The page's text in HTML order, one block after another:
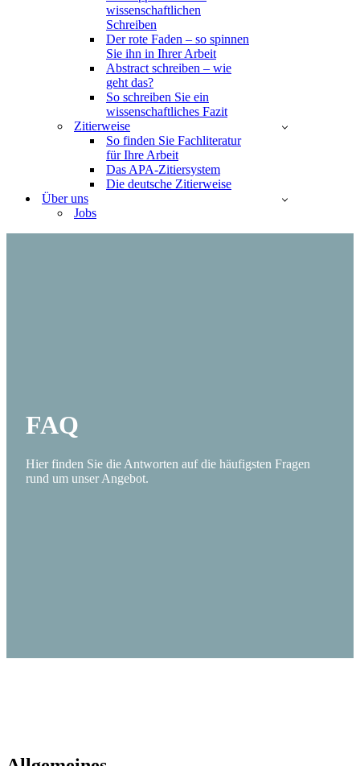
wissenschaftlichen
Schreiben
Der rote Faden – so spinnen
Sie ihn in Ihrer Arbeit
Abstract schreiben – wie
geht das?
So schreiben Sie ein
wissenschaftliches Fazit
Zitierweise
So finden Sie Fachliteratur
für Ihre Arbeit
Das APA-Zitiersystem
Die deutsche Zitierweise
Über uns
Jobs
FAQ
Hier finden Sie die Antworten auf die häufigsten Fragen
rund um unser Angebot.